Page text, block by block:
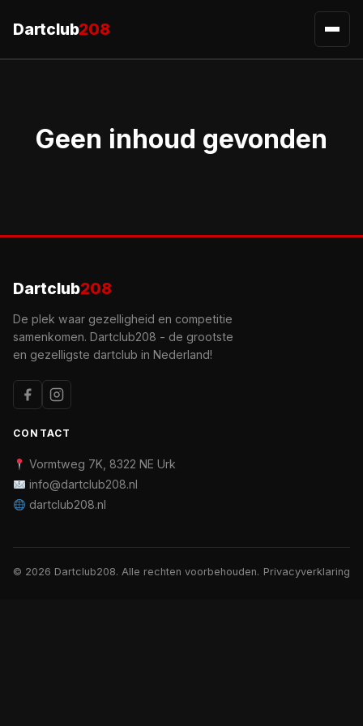
Dartclub208 Open
Geen inhoud gevonden
Dartclub208
De plek waar gezelligheid en competitie
samenkomen. Dartclub208 - de grootste
en gezelligste dartclub in Nederland!
CONTACT
Vormtweg 7K, 8322 NE Urk
info@dartclub208.nl
dartclub208.nl
© 2026 Dartclub208. Alle rechten voorbehouden. Privacyverklaring